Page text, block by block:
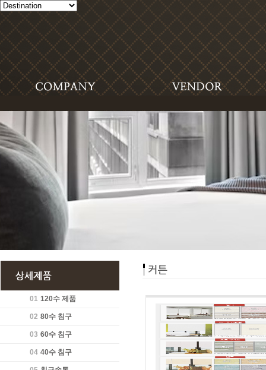
01 120수 제품
02 80수 침구
03 60수 침구
04 40수 침구